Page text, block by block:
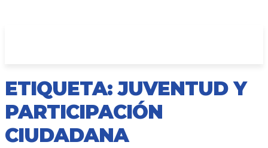
ETIQUETA: JUVENTUD Y
PARTICIPACIÓN
CIUDADANA